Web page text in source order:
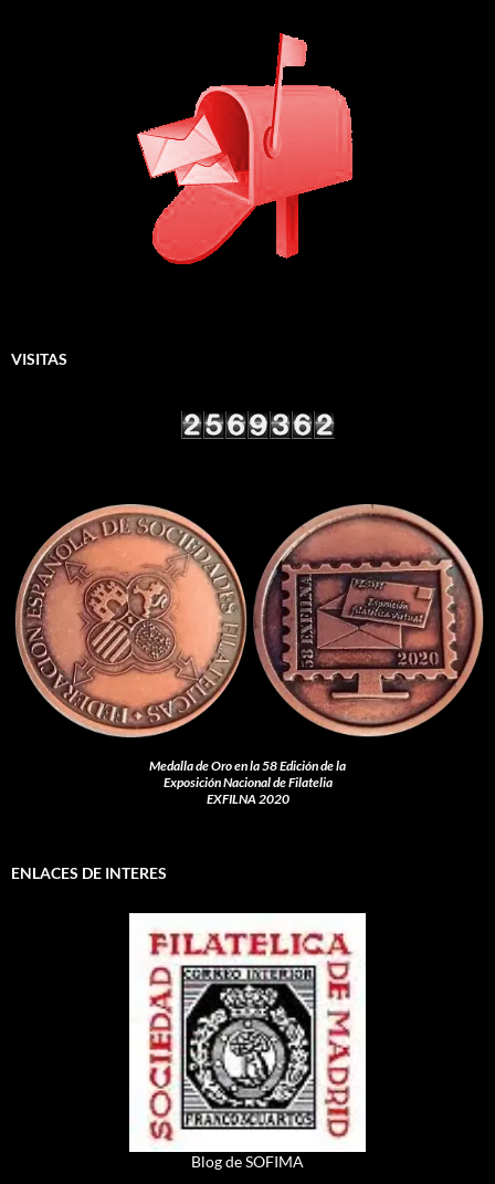
VISITAS
Medalla de Oro en la 58 Edición de la
Exposición Nacional de Filatelia
EXFILNA 2020
ENLACES DE INTERES
Blog de SOFIMA